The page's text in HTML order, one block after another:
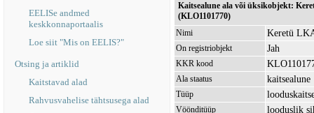
EELISe andmed
keskkonnaportaalis
Loe siit "Mis on EELIS?"
Otsing ja artiklid
Kaitstavad alad
Rahvusvahelise tähtsusega alad
Kaitsealune ala või üksikobjekt:
(KLO1101770)
Nimi
Keretü
On registriobjekt Jah
KKR kood
Ala staatus kaitsealune
Tüüp
Vöönditüüp looduslik